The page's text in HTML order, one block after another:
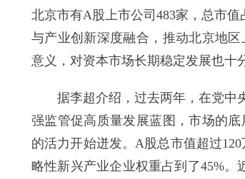
北京市有A股上市公司483家，总市
与产业创新深度融合，推动北京地
意义，对资本市场长期稳定发展也十
据李超介绍，过去两年，在党中央
强监管促高质量发展蓝图，市场的
的活力开始迸发。A股总市值超过
略性新兴产业企业权重占到了45%。